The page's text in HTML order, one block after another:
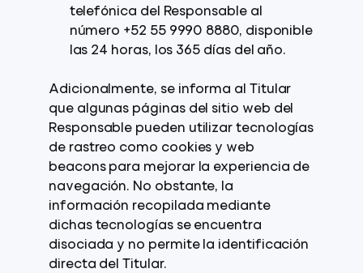
telefónica del Responsable al
número +52 55 9990 8880, disponible
las 24 horas, los 365 días del año.
Adicionalmente, se informa al Titular
que algunas páginas del sitio web del
Responsable pueden utilizar tecnologías
de rastreo como cookies y web
beacons para mejorar la experiencia de
navegación. No obstante, la
información recopilada mediante
dichas tecnologías se encuentra
disociada y no permite la identificación
directa del Titular.